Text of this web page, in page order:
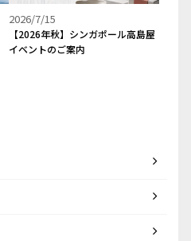
2026/7/15
【2026年秋】シンガポール高島屋
イベントのご案内